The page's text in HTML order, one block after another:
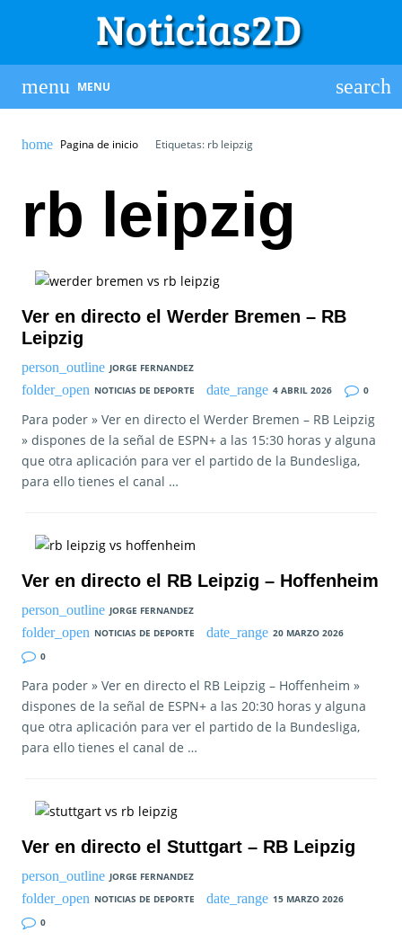
MENU
Pagina de inicio Etiquetas: rb leipzig
rb leipzig
Ver en directo el Werder Bremen – RB
Leipzig
JORGE FERNANDEZ
NOTICIAS DE DEPORTE
4 ABRIL 2026 0
Para poder » Ver en directo el Werder Bremen – RB Leipzig
» dispones de la señal de ESPN+ a las 15:30 horas y alguna
que otra aplicación para ver el partido de la Bundesliga,
para ello tienes el canal …
Ver en directo el RB Leipzig – Hoffenheim
JORGE FERNANDEZ
NOTICIAS DE DEPORTE
20 MARZO 2026
0
Para poder » Ver en directo el RB Leipzig – Hoffenheim »
dispones de la señal de ESPN+ a las 20:30 horas y alguna
que otra aplicación para ver el partido de la Bundesliga,
para ello tienes el canal de …
Ver en directo el Stuttgart – RB Leipzig
JORGE FERNANDEZ
NOTICIAS DE DEPORTE
15 MARZO 2026
0